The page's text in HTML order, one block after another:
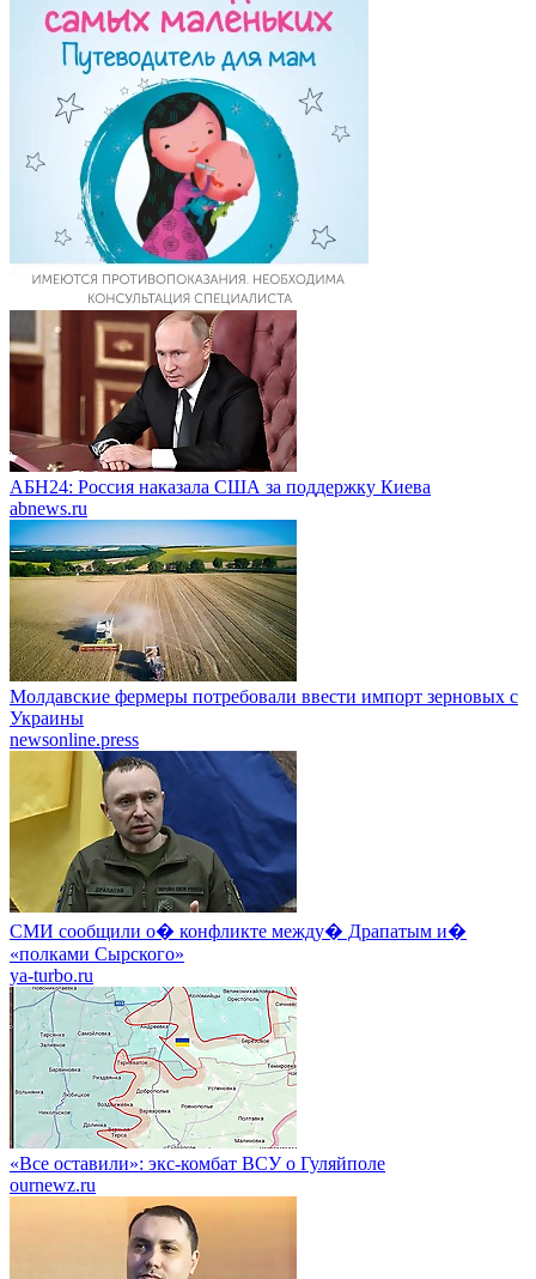
АБН24: Россия наказала США за поддержку Киева
abnews.ru
Молдавские фермеры потребовали ввести импорт зерновых с
Украины
newsonline.press
СМИ сообщили о� конфликте между� Драпатым и�
«полками Сырского»
ya-turbo.ru
«Все оставили»: экс-комбат ВСУ о Гуляйполе
ournewz.ru